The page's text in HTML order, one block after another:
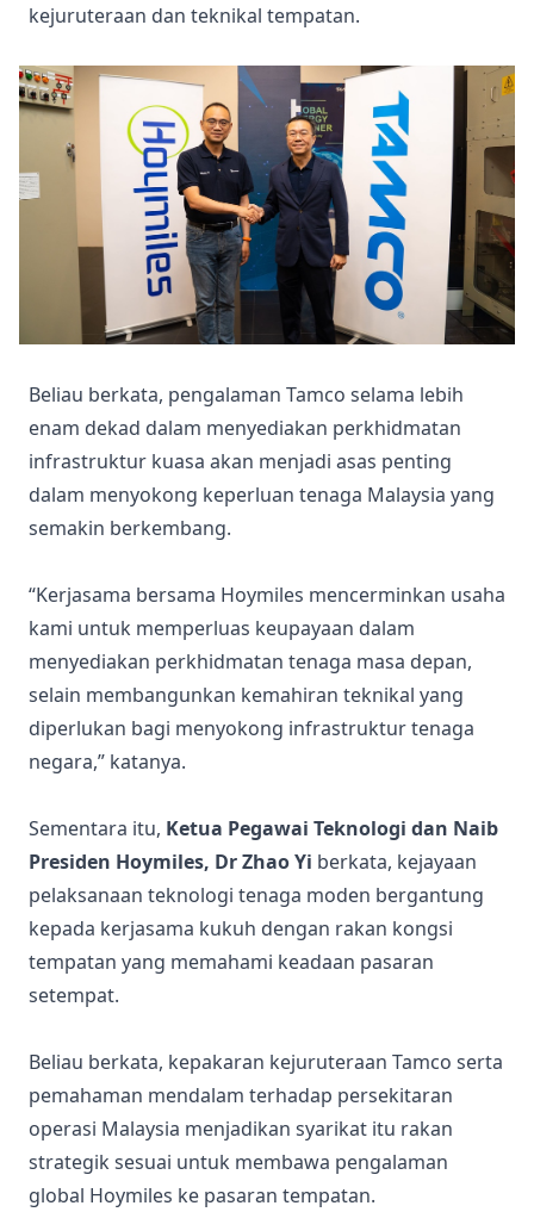
kejuruteraan dan teknikal tempatan.
Beliau berkata, pengalaman Tamco selama lebih
enam dekad dalam menyediakan perkhidmatan
infrastruktur kuasa akan menjadi asas penting
dalam menyokong keperluan tenaga Malaysia yang
semakin berkembang.
“Kerjasama bersama Hoymiles mencerminkan usaha
kami untuk memperluas keupayaan dalam
menyediakan perkhidmatan tenaga masa depan,
selain membangunkan kemahiran teknikal yang
diperlukan bagi menyokong infrastruktur tenaga
negara,” katanya.
Sementara itu, Ketua Pegawai Teknologi dan Naib
Presiden Hoymiles, Dr Zhao Yi berkata, kejayaan
pelaksanaan teknologi tenaga moden bergantung
kepada kerjasama kukuh dengan rakan kongsi
tempatan yang memahami keadaan pasaran
setempat.
Beliau berkata, kepakaran kejuruteraan Tamco serta
pemahaman mendalam terhadap persekitaran
operasi Malaysia menjadikan syarikat itu rakan
strategik sesuai untuk membawa pengalaman
global Hoymiles ke pasaran tempatan.